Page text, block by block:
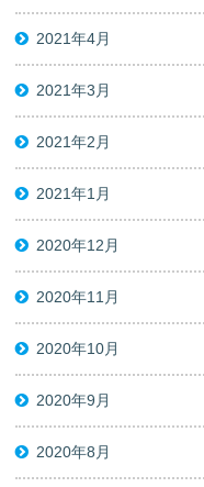
2021年4月
2021年3月
2021年2月
2021年1月
2020年12月
2020年11月
2020年10月
2020年9月
2020年8月